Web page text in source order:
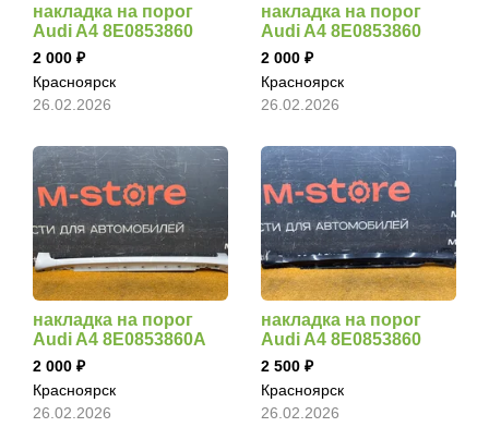
накладка на порог
Audi A4 8E0853860
2 000
Красноярск
26.02.2026
накладка на порог
Audi A4 8E0853860
2 000
Красноярск
26.02.2026
накладка на порог
Audi A4 8E0853860A
2 000
Красноярск
26.02.2026
накладка на порог
Audi A4 8E0853860
2 500
Красноярск
26.02.2026